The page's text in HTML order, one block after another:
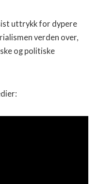
uttrykk for dypere
verden over,
og politiske